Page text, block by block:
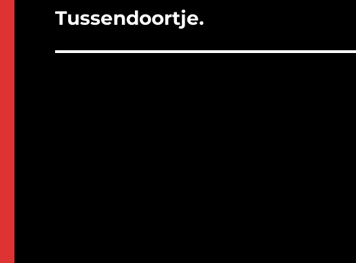
Volgend
Tussendoortje.